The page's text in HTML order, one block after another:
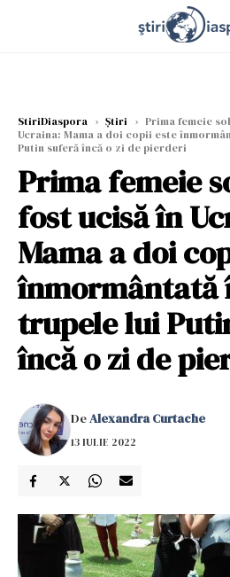
StiriDiaspora › Știri › Prima femeie
Ucraina: Mama a doi copii este
Putin suferă încă o zi de pierderi
Prima femeie
fost ucisă în
Mama a doi
înmormântată
trupele lui
încă o zi de
DeAlexandra Curtache
13 IULIE 2022